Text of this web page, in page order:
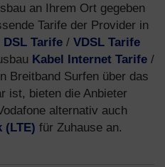
an Ihrem Ort gegeben
Tarife der Provider in
DSL Tarife / VDSL Tarife
Kabel Internet Tarife /
Breitband Surfen über das
ist, bieten die Anbieter
alternativ auch
(LTE) für Zuhause an.